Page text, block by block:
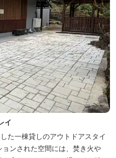
イ
た一棟貸しのアウトドアスタイ
ンされた空間には、焚き火や